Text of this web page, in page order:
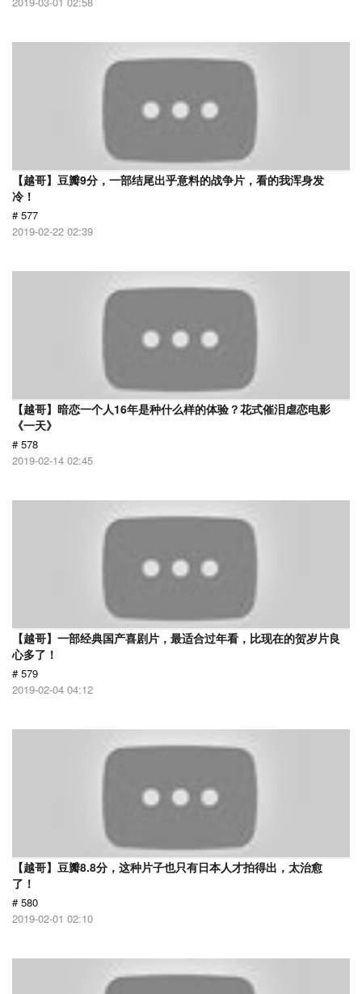
【越哥】豆瓣9分，一部结尾出乎意料的战争片，看的我浑身发
冷！
# 577
2019-02-22 02:39
【越哥】暗恋一个人16年是种什么样的体验？花式催泪虐恋电影
《一天》
# 578
2019-02-14 02:45
【越哥】一部经典国产喜剧片，最适合过年看，比现在的贺岁片良
心多了！
# 579
2019-02-04 04:12
【越哥】豆瓣8.8分，这种片子也只有日本人才拍得出，太治愈
了！
# 580
2019-02-01 02:10